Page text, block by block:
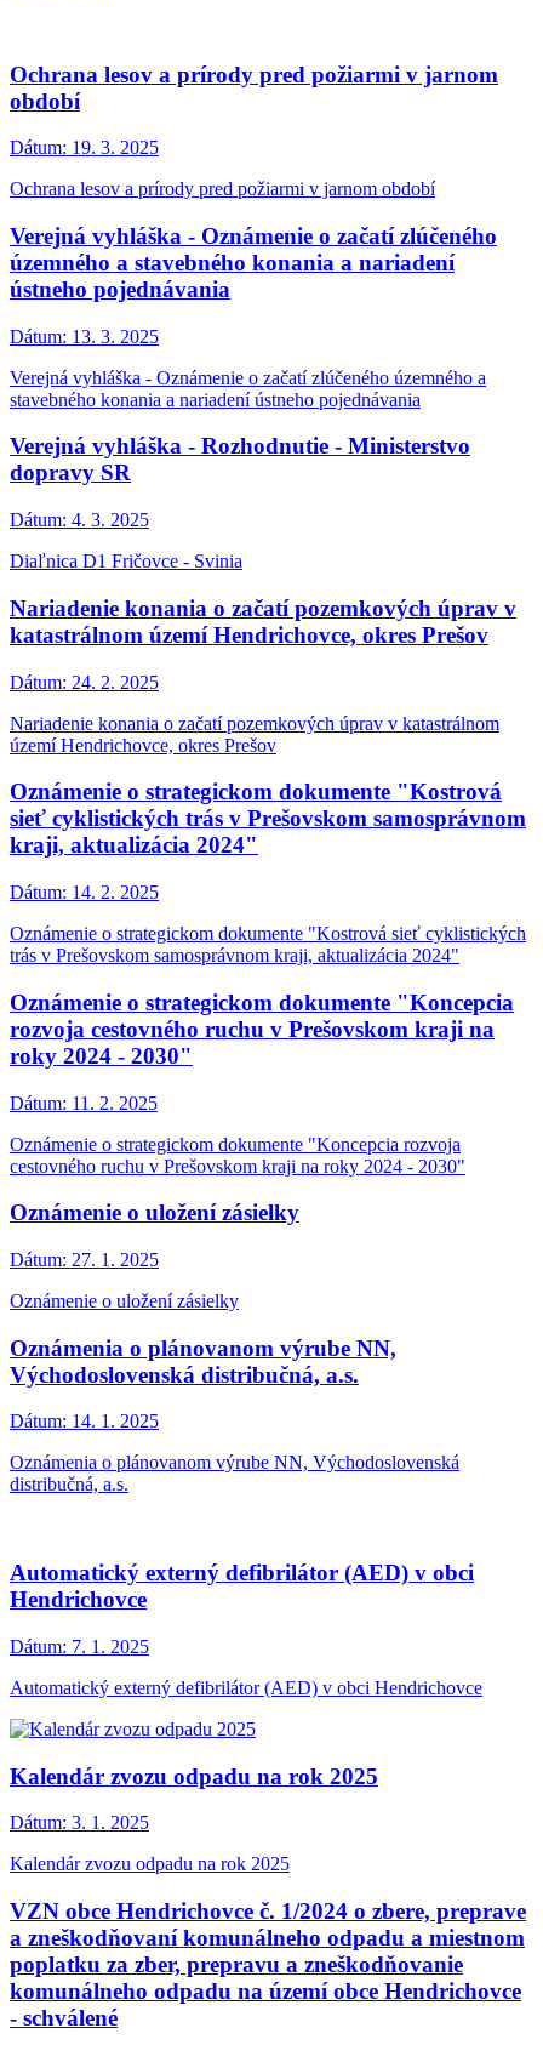
Ochrana lesov a prírody pred požiarmi v jarnom
období
Dátum: 19. 3. 2025
Ochrana lesov a prírody pred požiarmi v jarnom období
Verejná vyhláška - Oznámenie o začatí zlúčeného
územného a stavebného konania a nariadení
ústneho pojednávania
Dátum: 13. 3. 2025
Verejná vyhláška - Oznámenie o začatí zlúčeného územného a
stavebného konania a nariadení ústneho pojednávania
Verejná vyhláška - Rozhodnutie - Ministerstvo
dopravy SR
Dátum: 4. 3. 2025
Diaľnica D1 Fričovce - Svinia
Nariadenie konania o začatí pozemkových úprav v
katastrálnom území Hendrichovce, okres Prešov
Dátum: 24. 2. 2025
Nariadenie konania o začatí pozemkových úprav v katastrálnom
území Hendrichovce, okres Prešov
Oznámenie o strategickom dokumente "Kostrová
sieť cyklistických trás v Prešovskom samosprávnom
kraji, aktualizácia 2024"
Dátum: 14. 2. 2025
Oznámenie o strategickom dokumente "Kostrová sieť cyklistických
trás v Prešovskom samosprávnom kraji, aktualizácia 2024"
Oznámenie o strategickom dokumente "Koncepcia
rozvoja cestovného ruchu v Prešovskom kraji na
roky 2024 - 2030"
Dátum: 11. 2. 2025
Oznámenie o strategickom dokumente "Koncepcia rozvoja
cestovného ruchu v Prešovskom kraji na roky 2024 - 2030"
Oznámenie o uložení zásielky
Dátum: 27. 1. 2025
Oznámenie o uložení zásielky
Oznámenia o plánovanom výrube NN,
Východoslovenská distribučná, a.s.
Dátum: 14. 1. 2025
Oznámenia o plánovanom výrube NN, Východoslovenská
distribučná, a.s.
Automatický externý defibrilátor (AED) v obci
Hendrichovce
Dátum: 7. 1. 2025
Automatický externý defibrilátor (AED) v obci Hendrichovce
Kalendár zvozu odpadu na rok 2025
Dátum: 3. 1. 2025
Kalendár zvozu odpadu na rok 2025
VZN obce Hendrichovce č. 1/2024 o zbere, preprave
a zneškodňovaní komunálneho odpadu a miestnom
poplatku za zber, prepravu a zneškodňovanie
komunálneho odpadu na území obce Hendrichovce
- schválené